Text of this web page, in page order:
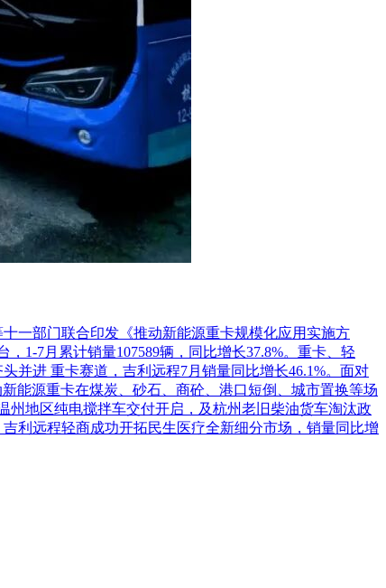
一部门联合印发《推动新能源重卡规模化应用实施方
1-7月累计销量107589辆，同比增长37.8%。重卡、轻
并进 重卡赛道，吉利远程7月销量同比增长46.1%。面对
能源重卡在煤炭、砂石、商砼、港口短倒、城市置换等场
地区纯电搅拌车交付开启，及杭州老旧柴油货车淘汰政
利远程轻商成功开拓民生医疗全新细分市场，销量同比增